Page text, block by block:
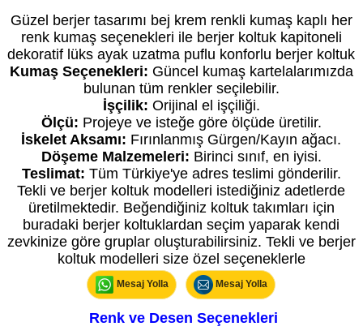
Güzel berjer tasarımı bej krem renkli kumaş kaplı her
renk kumaş seçenekleri ile berjer koltuk kapitoneli
dekoratif lüks ayak uzatma puflu konforlu berjer koltuk
Kumaş Seçenekleri: Güncel kumaş kartelalarımızda
bulunan tüm renkler seçilebilir.
İşçilik: Orijinal el işçiliği.
Ölçü: Projeye ve isteğe göre ölçüde üretilir.
İskelet Aksamı: Fırınlanmış Gürgen/Kayın ağacı.
Döşeme Malzemeleri: Birinci sınıf, en iyisi.
Teslimat: Tüm Türkiye'ye adres teslimi gönderilir.
Tekli ve berjer koltuk modelleri istediğiniz adetlerde
üretilmektedir. Beğendiğiniz koltuk takımları için
buradaki berjer koltuklardan seçim yaparak kendi
zevkinize göre gruplar oluşturabilirsiniz. Tekli ve berjer
koltuk modelleri size özel seçeneklerle
Mesaj Yolla Mesaj Yolla
Renk ve Desen Seçenekleri